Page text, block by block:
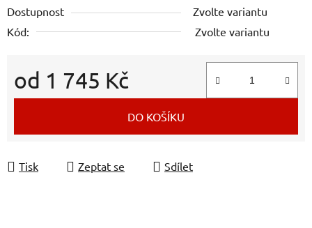
Dostupnost
Zvolte variantu
Kód:
Zvolte variantu
od 1 745 Kč
Měrná cena:
DO KOŠÍKU
Tisk Zeptat se Sdílet